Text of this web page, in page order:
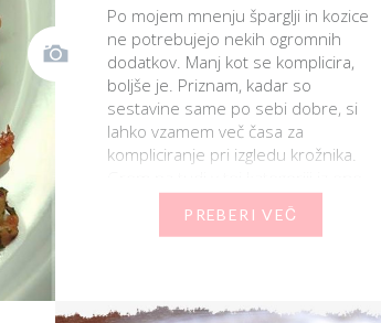
Po mojem mnenju šparglji in kozice
ne potrebujejo nekih ogromnih
dodatkov. Manj kot se komplicira,
boljše je. Priznam, kadar so
sestavine same po sebi dobre, si
lahko vzamem več časa za
kompliciranje pri izgledu krožnika.
skrajnosti v drugo. Ali se…
PREBERI VEČ